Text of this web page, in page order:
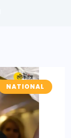
NATIONAL